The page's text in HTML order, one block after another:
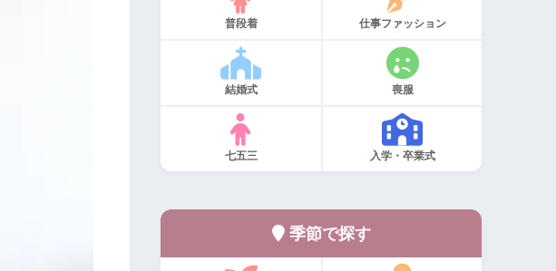
普段着 仕事ファッション
結婚式 喪服
七五三 入学・卒業式
季節で探す